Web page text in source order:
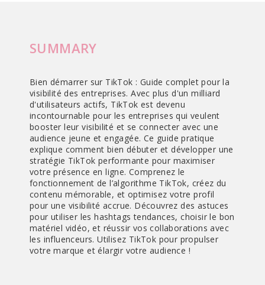
SUMMARY
Bien démarrer sur TikTok : Guide complet pour la
visibilité des entreprises. Avec plus d'un milliard
d'utilisateurs actifs, TikTok est devenu
incontournable pour les entreprises qui veulent
booster leur visibilité et se connecter avec une
audience jeune et engagée. Ce guide pratique
explique comment bien débuter et développer une
stratégie TikTok performante pour maximiser
votre présence en ligne. Comprenez le
fonctionnement de l’algorithme TikTok, créez du
contenu mémorable, et optimisez votre profil
pour une visibilité accrue. Découvrez des astuces
pour utiliser les hashtags tendances, choisir le bon
matériel vidéo, et réussir vos collaborations avec
les influenceurs. Utilisez TikTok pour propulser
votre marque et élargir votre audience !